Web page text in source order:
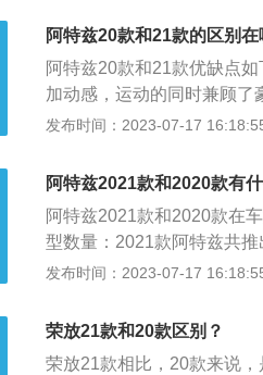
以输出137kW，申报油耗为
X也早已经申报了
旧保持不变。
阿特兹20款和21款的区别在
阿特兹20款和21款优缺点
加动感，运动的同时兼顾了
保障了行驶质感。C:NVH全
储物空间变小使用不便。2
验感舒适。C：空间不算很
声音。B：保养不便宜，维
发布时间：2023-07-17
阿特兹2021款和2020款有
阿特兹2021款和2020款在
型数量：2021款阿特兹共
方面：2021款阿特兹配备
0款阿特兹的驱动方式是前
型是多连杆式独立悬架，助
发布时间：2023-07-17
荣放21款和20款区别？
荣放21款相比，20款来说